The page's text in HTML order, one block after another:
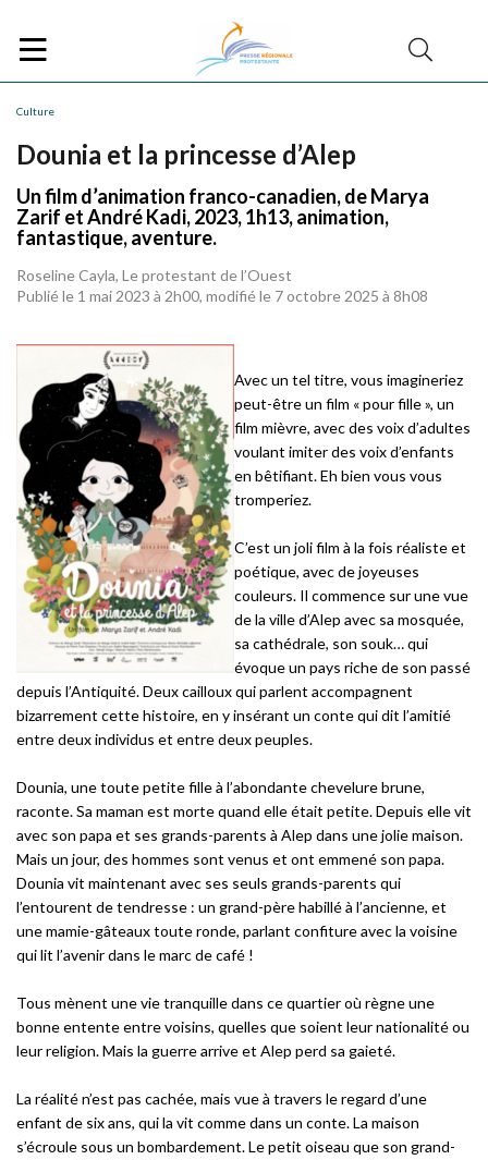
Culture
Dounia et la princesse d’Alep
Un film d’animation franco-canadien, de Marya
Zarif et André Kadi, 2023, 1h13, animation,
fantastique, aventure.
Roseline Cayla, Le protestant de l’Ouest
Publié le 1 mai 2023 à 2h00, modifié le 7 octobre 2025 à 8h08
Avec un tel titre, vous imagineriez
peut-être un film « pour fille », un
film mièvre, avec des voix d’adultes
voulant imiter des voix d’enfants
en bêtifiant. Eh bien vous vous
tromperiez.
C’est un joli film à la fois réaliste et
poétique, avec de joyeuses
couleurs. Il commence sur une vue
de la ville d’Alep avec sa mosquée,
sa cathédrale, son souk… qui
évoque un pays riche de son passé
depuis l’Antiquité. Deux cailloux qui parlent accompagnent
bizarrement cette histoire, en y insérant un conte qui dit l’amitié
entre deux individus et entre deux peuples.
Dounia, une toute petite fille à l’abondante chevelure brune,
raconte. Sa maman est morte quand elle était petite. Depuis elle vit
avec son papa et ses grands-parents à Alep dans une jolie maison.
Mais un jour, des hommes sont venus et ont emmené son papa.
Dounia vit maintenant avec ses seuls grands-parents qui
l’entourent de tendresse : un grand-père habillé à l’ancienne, et
une mamie-gâteaux toute ronde, parlant confiture avec la voisine
qui lit l’avenir dans le marc de café !
Tous mènent une vie tranquille dans ce quartier où règne une
bonne entente entre voisins, quelles que soient leur nationalité ou
leur religion. Mais la guerre arrive et Alep perd sa gaieté.
La réalité n’est pas cachée, mais vue à travers le regard d’une
enfant de six ans, qui la vit comme dans un conte. La maison
s’écroule sous un bombardement. Le petit oiseau que son grand-